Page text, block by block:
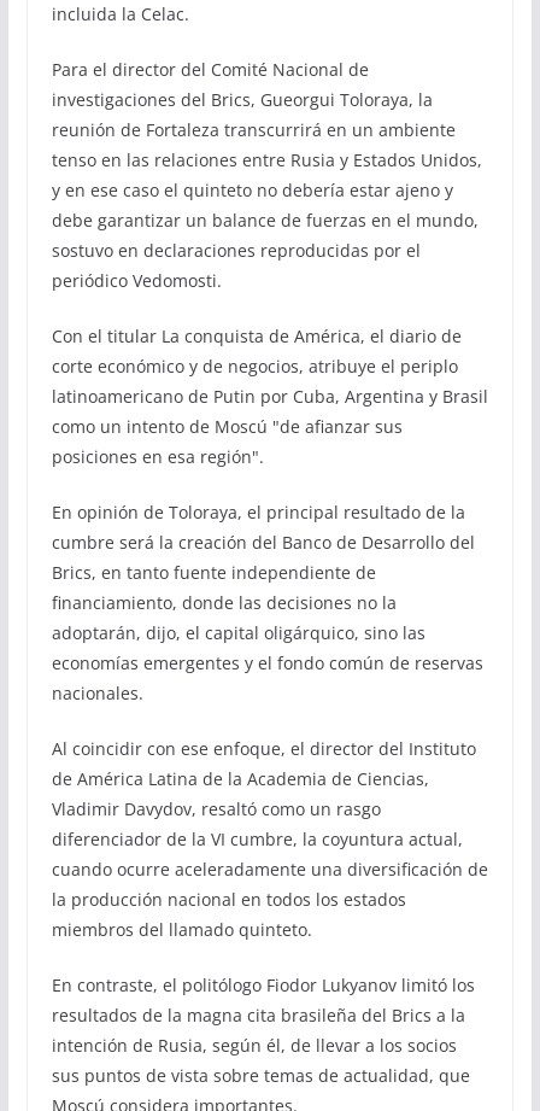
incluida la Celac.
Para el director del Comité Nacional de
investigaciones del Brics, Gueorgui Toloraya, la
reunión de Fortaleza transcurrirá en un ambiente
tenso en las relaciones entre Rusia y Estados Unidos,
y en ese caso el quinteto no debería estar ajeno y
debe garantizar un balance de fuerzas en el mundo,
sostuvo en declaraciones reproducidas por el
periódico Vedomosti.
Con el titular La conquista de América, el diario de
corte económico y de negocios, atribuye el periplo
latinoamericano de Putin por Cuba, Argentina y Brasil
como un intento de Moscú "de afianzar sus
posiciones en esa región".
En opinión de Toloraya, el principal resultado de la
cumbre será la creación del Banco de Desarrollo del
Brics, en tanto fuente independiente de
financiamiento, donde las decisiones no la
adoptarán, dijo, el capital oligárquico, sino las
economías emergentes y el fondo común de reservas
nacionales.
Al coincidir con ese enfoque, el director del Instituto
de América Latina de la Academia de Ciencias,
Vladimir Davydov, resaltó como un rasgo
diferenciador de la VI cumbre, la coyuntura actual,
cuando ocurre aceleradamente una diversificación de
la producción nacional en todos los estados
miembros del llamado quinteto.
En contraste, el politólogo Fiodor Lukyanov limitó los
resultados de la magna cita brasileña del Brics a la
intención de Rusia, según él, de llevar a los socios
sus puntos de vista sobre temas de actualidad, que
Moscú considera importantes.